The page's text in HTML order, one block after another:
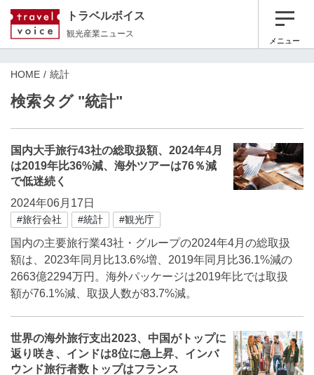
トラベルボイス
観光産業ニュース
メニュー
HOME 統計
検索タグ "統計"
国内大手旅行43社の総取扱額、2024年4月
は2019年比36%減、海外ツアーは76％減
で低迷続く
2024年06月17日
#旅行会社 #統計 #観光庁
国内の主要旅行業43社・グループの2024年4月の総取扱
額は、2023年同月比13.6%増、2019年同月比36.1%減の
2663億2294万円。海外パッケージは2019年比では取扱
額が76.1%減、取扱人数が83.7%減。
世界の海外旅行支出2023、中国がトップに
返り咲き、インドは8位に急上昇、インバ
ウンド旅行者数トップはフランス